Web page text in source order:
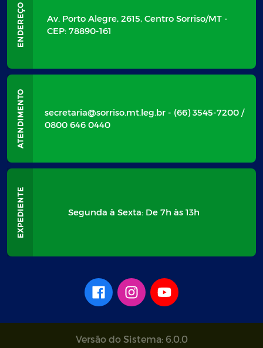
Av. Porto Alegre, 2615, Centro Sorriso/MT -
CEP: 78890-161
secretaria@sorriso.mt.leg.br - (66) 3545-7200 /
0800 646 0440
Segunda à Sexta: De 7h às 13h
Versão do Sistema: 6.0.0